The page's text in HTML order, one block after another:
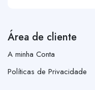
Área de cliente
A minha Conta
Políticas de Privacidade